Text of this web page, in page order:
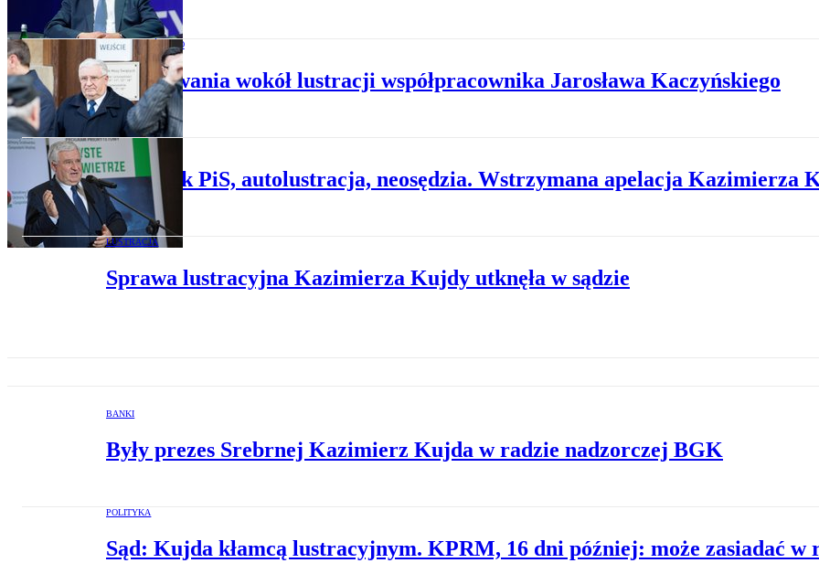
SPOŁECZEŃSTWO
Zawirowania wokół lustracji współpracownika Jarosława Kaczyńskiego
POLITYKA
Człowiek PiS, autolustracja, neosędzia. Wstrzymana apelacja Kazimierza
LUSTRACJA
Sprawa lustracyjna Kazimierza Kujdy utknęła w sądzie
BANKI
Były prezes Srebrnej Kazimierz Kujda w radzie nadzorczej BGK
POLITYKA
Sąd: Kujda kłamcą lustracyjnym. KPRM, 16 dni później: może zasiadać w